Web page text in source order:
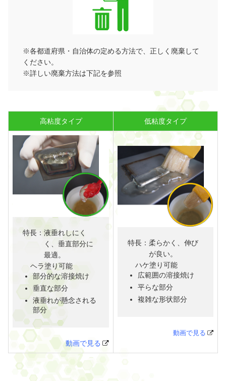
※各都道府県・自治体の定める方法で、正しく廃棄して
ください。
※詳しい廃棄方法は下記を参照
高粘度タイプ 低粘度タイプ
特長： 液垂れしにく
く、垂直部分に
最適。
ヘラ塗り可能
部分的な溶接焼け
垂直な部分
液垂れが懸念される
部分
動画で見る
特長： 柔らかく、伸び
が良い。
ハケ塗り可能
広範囲の溶接焼け
平らな部分
複雑な形状部分
動画で見る